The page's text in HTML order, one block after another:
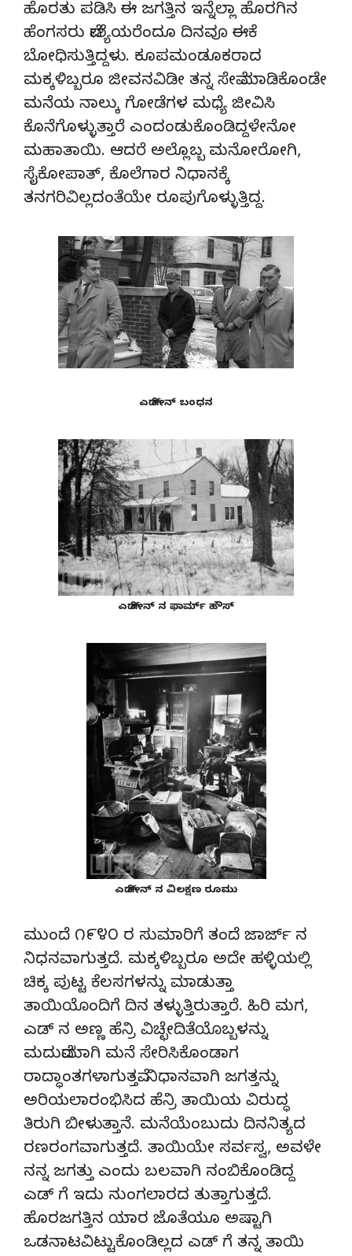
ಹೊರತು ಪಡಿಸಿ ಈ ಜಗತ್ತಿನ ಇನ್ನೆಲ್ಲಾ ಹೊರಗಿನ
ಹೆಂಗಸರು ವೇಶ್ಯೆಯರೆಂದೂ ದಿನವೂ ಈಕೆ
ಬೋಧಿಸುತ್ತಿದ್ದಳು. ಕೂಪಮಂಡೂಕರಾದ
ಮಕ್ಕಳಿಬ್ಬರೂ ಜೀವನವಿಡೀ ತನ್ನ ಸೇವೆ ಮಾಡಿಕೊಂಡೇ
ಮನೆಯ ನಾಲ್ಕು ಗೋಡೆಗಳ ಮಧ್ಯೆ ಜೀವಿಸಿ
ಕೊನೆಗೊಳ್ಳುತ್ತಾರೆ ಎಂದಂಡುಕೊಂಡಿದ್ದಳೇನೋ
ಮಹಾತಾಯಿ. ಆದರೆ ಅಲ್ಲೊಬ್ಬ ಮನೋರೋಗಿ,
ಸೈಕೋಪಾತ್, ಕೊಲೆಗಾರ ನಿಧಾನಕ್ಕೆ
ತನಗರಿವಿಲ್ಲದಂತೆಯೇ ರೂಪುಗೊಳ್ಳುತ್ತಿದ್ದ.
ಎಡ್ ಗೀನ್ ಬಂಧನ
ಎಡ್ ಗೀನ್ ನ ಫಾರ್ಮ್ ಹೌಸ್
ಎಡ್ ಗೀನ್ ನ ವಿಲಕ್ಷಣ ರೂಮು
ಮುಂದೆ ೧೯೪೦ ರ ಸುಮಾರಿಗೆ ತಂದೆ ಜಾರ್ಜ್ ನ
ನಿಧನವಾಗುತ್ತದೆ. ಮಕ್ಕಳಿಬ್ಬರೂ ಅದೇ ಹಳ್ಳಿಯಲ್ಲಿ
ಚಿಕ್ಕ ಪುಟ್ಟ ಕೆಲಸಗಳನ್ನು ಮಾಡುತ್ತಾ
ತಾಯಿಯೊಂದಿಗೆ ದಿನ ತಳ್ಳುತ್ತಿರುತ್ತಾರೆ. ಹಿರಿ ಮಗ,
ಎಡ್ ನ ಅಣ್ಣ ಹೆನ್ರಿ ವಿಚ್ಛೇದಿತೆಯೊಬ್ಬಳನ್ನು
ಮದುವೆಯಾಗಿ ಮನೆ ಸೇರಿಸಿಕೊಂಡಾಗ
ರಾದ್ಧಾಂತಗಳಾಗುತ್ತವೆ. ನಿಧಾನವಾಗಿ ಜಗತ್ತನ್ನು
ಅರಿಯಲಾರಂಭಿಸಿದ ಹೆನ್ರಿ ತಾಯಿಯ ವಿರುದ್ಧ
ತಿರುಗಿ ಬೀಳುತ್ತಾನೆ. ಮನೆಯೆಂಬುದು ದಿನನಿತ್ಯದ
ರಣರಂಗವಾಗುತ್ತದೆ. ತಾಯಿಯೇ ಸರ್ವಸ್ವ, ಅವಳೇ
ನನ್ನ ಜಗತ್ತು ಎಂದು ಬಲವಾಗಿ ನಂಬಿಕೊಂಡಿದ್ದ
ಎಡ್ ಗೆ ಇದು ನುಂಗಲಾರದ ತುತ್ತಾಗುತ್ತದೆ.
ಹೊರಜಗತ್ತಿನ ಯಾರ ಜೊತೆಯೂ ಅಷ್ಟಾಗಿ
ಒಡನಾಟವಿಟ್ಟುಕೊಂಡಿಲ್ಲದ ಎಡ್ ಗೆ ತನ್ನ ತಾಯಿ